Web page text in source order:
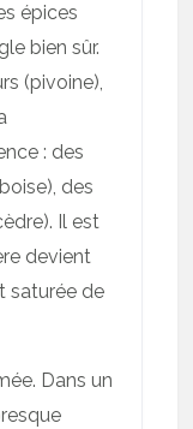
épices
bien sûr.
(pivoine),
: des
des
Il est
devient
saturée de
Dans un